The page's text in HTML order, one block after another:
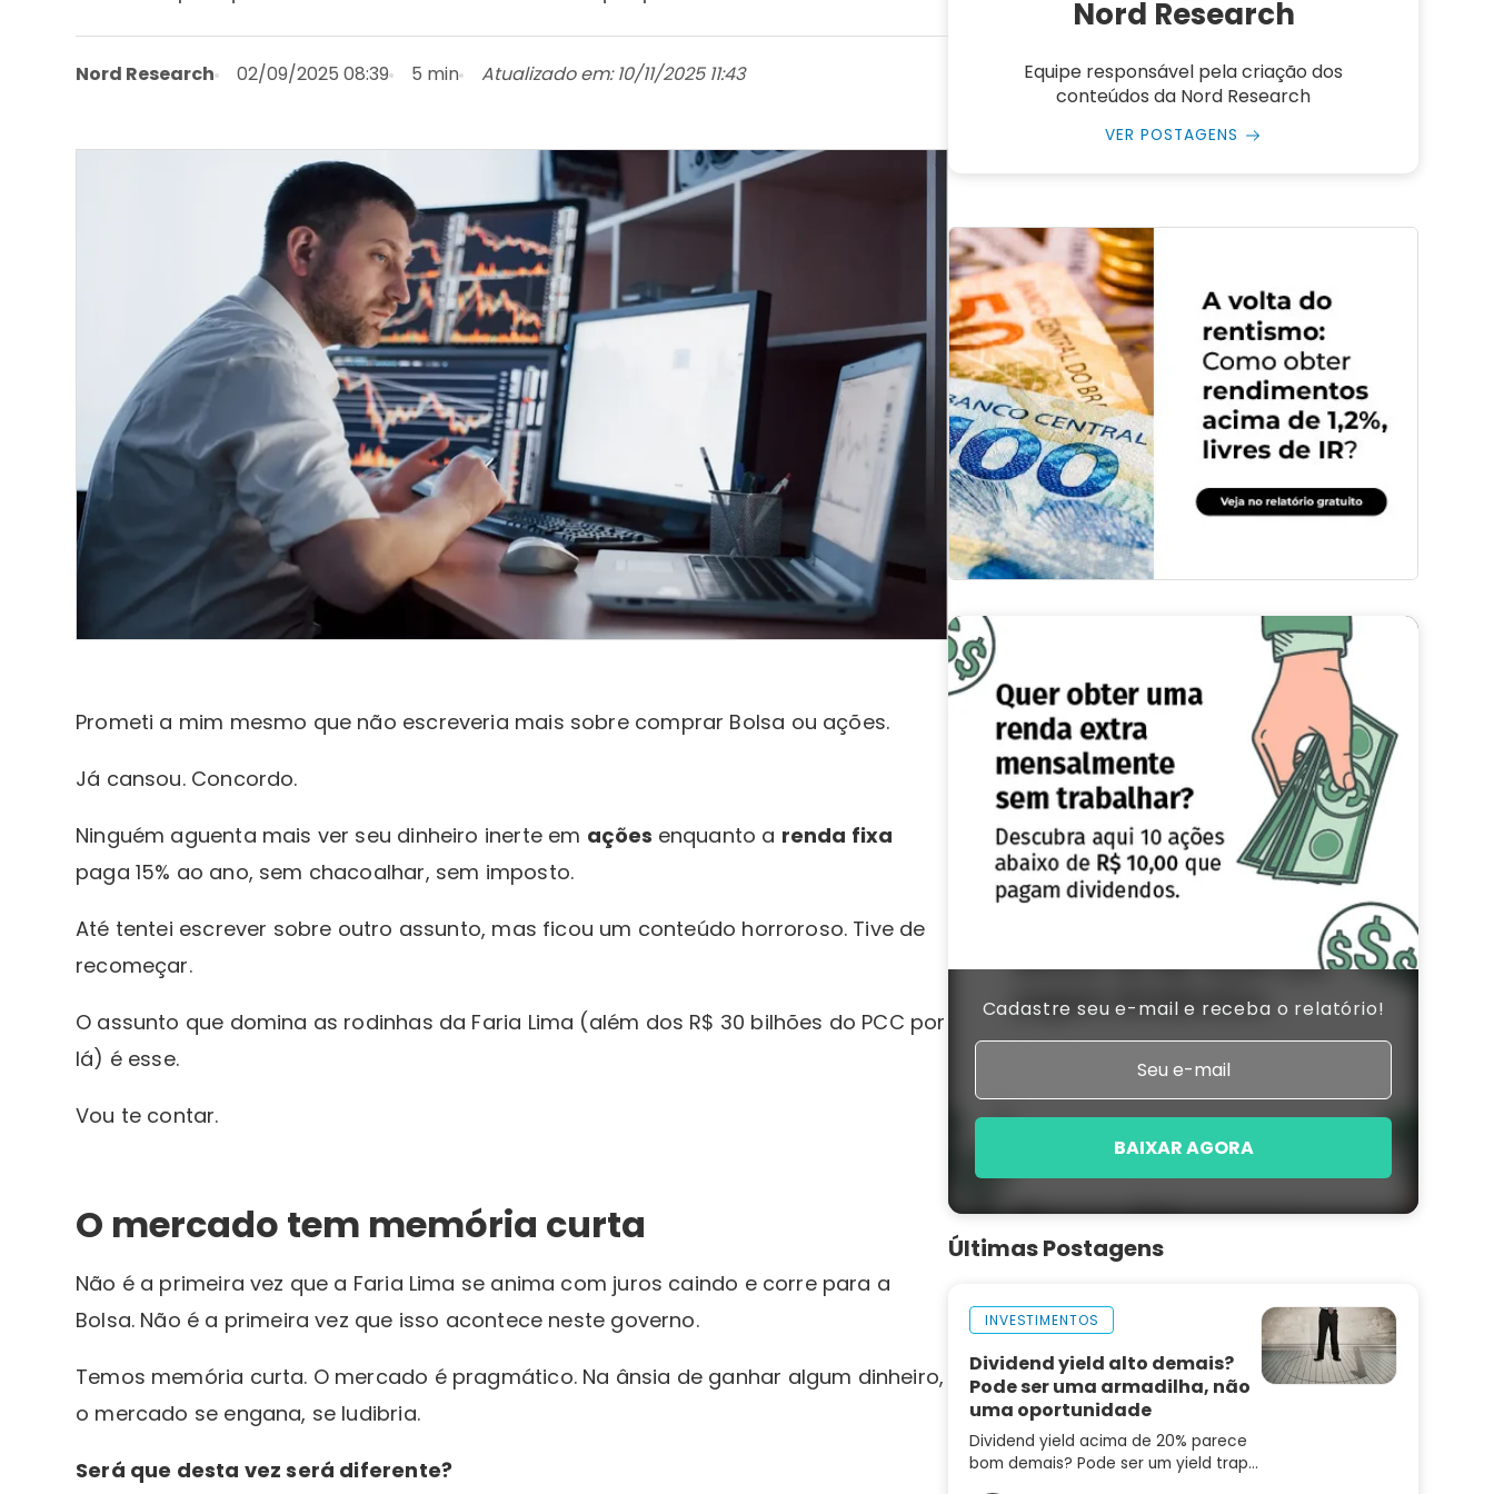
Nord Research 02/09/2025 08:39 5 min Atualizado em: 10/11/2025 11:43
Prometi a mim mesmo que não escreveria mais sobre comprar Bolsa ou ações.
Já cansou. Concordo.
Ninguém aguenta mais ver seu dinheiro inerte em ações enquanto a renda fixa
paga 15% ao ano, sem chacoalhar, sem imposto.
Até tentei escrever sobre outro assunto, mas ficou um conteúdo horroroso. Tive de
recomeçar.
O assunto que domina as rodinhas da Faria Lima (além dos R$ 30 bilhões do PCC por
lá) é esse.
Vou te contar.
O mercado tem memória curta
Não é a primeira vez que a Faria Lima se anima com juros caindo e corre para a
Bolsa. Não é a primeira vez que isso acontece neste governo.
Temos memória curta. O mercado é pragmático. Na ânsia de ganhar algum dinheiro,
o mercado se engana, se ludibria.
Será que desta vez será diferente?
Nord Research
Equipe responsável pela criação dos
conteúdos da Nord Research
VER POSTAGENS
Cadastre seu e-mail e receba o relatório!
BAIXAR AGORA
Últimas Postagens
INVESTIMENTOS
Dividend yield alto demais?
Pode ser uma armadilha, não
uma oportunidade
Dividend yield acima de 20% parece
bom demais? Pode ser um yield trap.